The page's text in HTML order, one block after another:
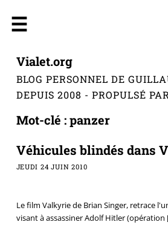
Vialet.org
BLOG PERSONNEL DE
DEPUIS 2008 - PROPULSÉ
Mot-clé : panzer
Véhicules blindés dans
JEUDI 24 JUIN 2010
Le film Valkyrie de Brian Singer, retrace
visant à assassiner Adolf Hitler (opération